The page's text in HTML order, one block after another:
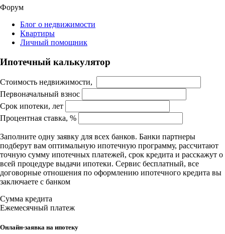
Форум
Блог о недвижимости
Квартиры
Личный помощник
Ипотечный калькулятор
Стоимость недвижимости,
Первоначальный взнос
Срок ипотеки, лет
Процентная ставка, %
Заполните одну заявку для всех банков. Банки партнеры
подберут вам оптимальную ипотечную программу, рассчитают
точную сумму ипотечных платежей, срок кредита и расскажут о
всей процедуре выдачи ипотеки. Сервис бесплатный, все
договорные отношения по оформлению ипотечного кредита вы
заключаете с банком
Сумма кредита
Ежемесячный платеж
Онлайн-заявка на ипотеку